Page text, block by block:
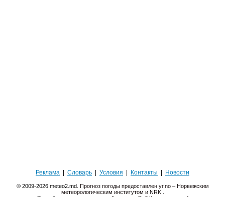
Реклама Словарь Условия Контакты Новости
© 2009-2026 meteo2.md. Прогноз погоды предоставлен yr.no – Норвежским
метеорологическим институтом и NRK